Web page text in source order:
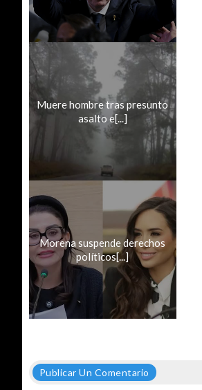
Muere hombre tras presunto
asalto e[...]
Morena suspende derechos
políticos[...]
Publicar Un Comentario